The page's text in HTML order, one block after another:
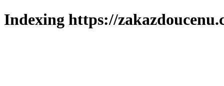
Indexing https://